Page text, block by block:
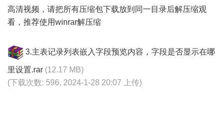
高清视频，请把所有压缩包下载放到同一目录后解压缩观
看，推荐使用winrar解压缩
3.主表记录列表嵌入字段预览内容，字段是否显示在哪
里设置.rar (12.17 MB)
(下载次数: 596, 2024-1-28 20:07 上传)